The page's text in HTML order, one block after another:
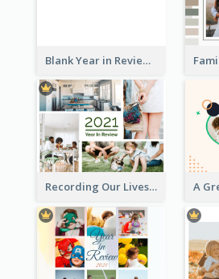
Blank Year in Review Photo Book
Recording Our Lives Year in Review Photo Book